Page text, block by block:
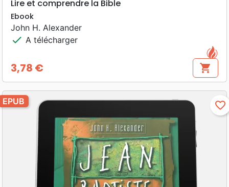
Lire et comprendre la Bible
Ebook
John H. Alexander
check A télécharger
Prix
3,78 € shopping_cart
EPUB favorite_border